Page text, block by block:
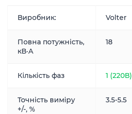
Виробник: Volter
Повна потужність,
кВ·А
18
Кількість фаз 1 (220В)
Точність виміру
+/-, %
3.5-5.5